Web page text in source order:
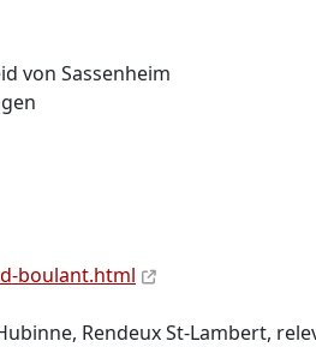
von Sassenheim
boulant.html
Rendeux St-Lambert,